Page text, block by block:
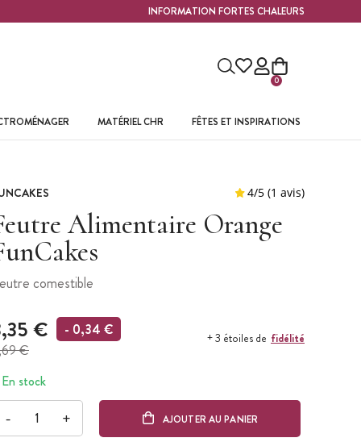
INFORMATION FORTES CHALEURS
0
MATÉRIEL CHR FÊTES ET INSPIRATIONS
Alimentaire Orange
comestible
€
€
- 0,34 € + 3 étoiles de fidélité
En stock
- + AJOUTER AU PANIER